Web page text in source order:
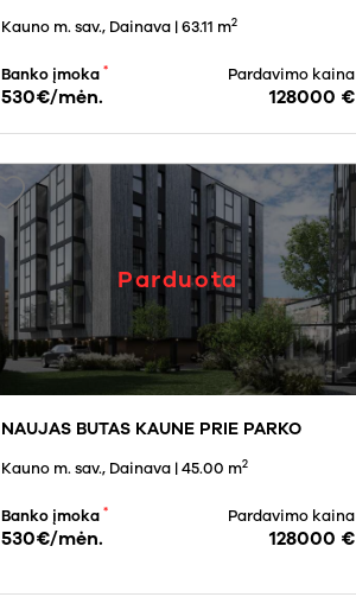
Kauno m. sav., Dainava | 63.11 m2
Banko įmoka *
530€/mėn.
Pardavimo kaina
128000 €
Parduota
NAUJAS BUTAS KAUNE PRIE PARKO
Kauno m. sav., Dainava | 45.00 m2
Banko įmoka *
530€/mėn.
Pardavimo kaina
128000 €